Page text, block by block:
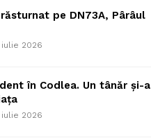
pe DN73A, Pârâul
iulie 2026
în Codlea. Un tânăr și-a
iulie 2026